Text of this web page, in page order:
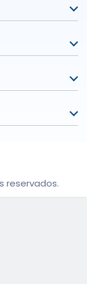
reservados.